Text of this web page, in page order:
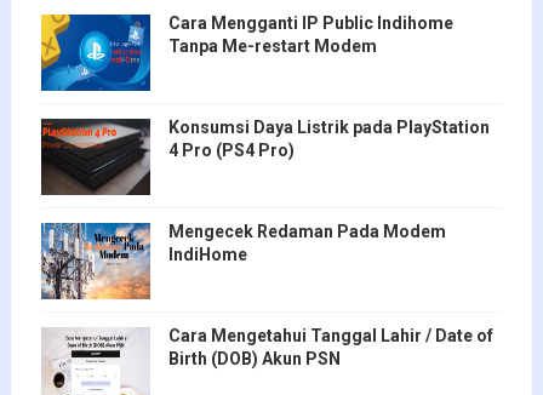
Cara Mengganti IP Public Indihome
Tanpa Me-restart Modem
Konsumsi Daya Listrik pada PlayStation
4 Pro (PS4 Pro)
Mengecek Redaman Pada Modem
IndiHome
Cara Mengetahui Tanggal Lahir / Date of
Birth (DOB) Akun PSN